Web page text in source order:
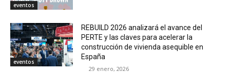
eventos
eventos
REBUILD 2026 analizará el avance del
PERTE y las claves para acelerar la
construcción de vivienda asequible en
España
29 enero, 2026